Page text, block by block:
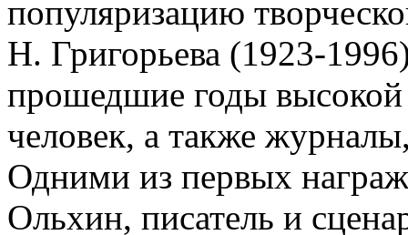
популяризацию
Н. Григорьева (1923-
прошедшие годы
человек, а также
Одними из первых
Ольхин, писатель и